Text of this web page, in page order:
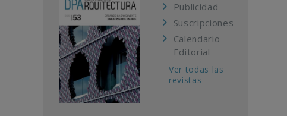
Publicidad
Suscripciones
Calendario
Editorial
Ver todas las
revistas